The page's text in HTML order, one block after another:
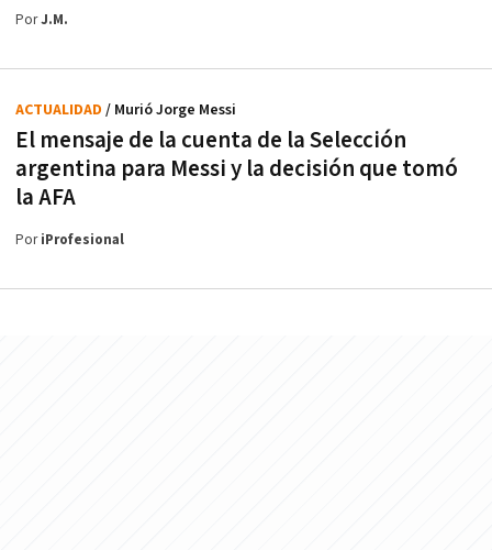
PorJ.M.
El mensaje de la cuenta de la Selección
argentina para Messi y la decisión que tomó
la AFA
ACTUALIDAD / Murió Jorge Messi
PoriProfesional